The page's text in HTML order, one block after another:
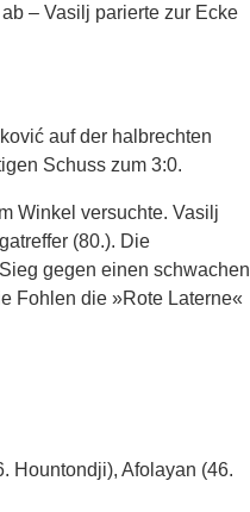
– Vasilj parierte zur Ecke
auf der halbrechten
Schuss zum 3:0.
Winkel versuchte. Vasilj
(80.). Die
gegen einen schwachen
Fohlen die »Rote Laterne«
Hountondji), Afolayan (46.